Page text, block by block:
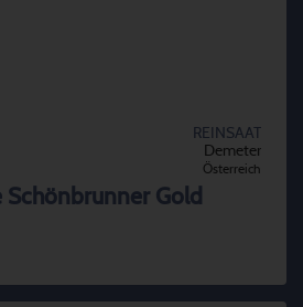
REINSAAT
Demeter
Österreich
Schönbrunner Gold